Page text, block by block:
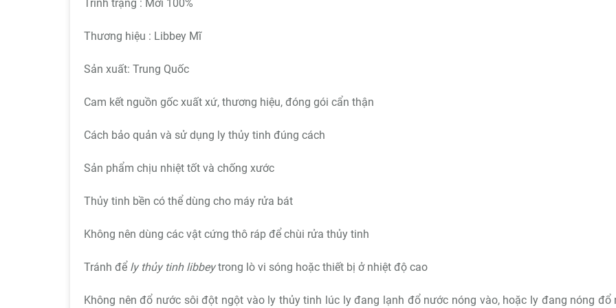
Trình trạng : Mới 100%
Thương hiệu : Libbey Mĩ
Sản xuất: Trung Quốc
Cam kết nguồn gốc xuất xứ, thương hiệu, đóng gói cẩn thận
Cách bảo quản và sử dụng ly thủy tinh đúng cách
Sản phẩm chịu nhiệt tốt và chống xước
Thủy tinh bền có thể dùng cho máy rửa bát
Không nên dùng các vật cứng thô ráp để chùi rửa thủy tinh
Tránh để ly thủy tinh libbeytrong lò vi sóng hoặc thiết bị ở nhiệt độ cao
Không nên đổ nước sôi đột ngột vào ly thủy tinh lúc ly đang lạnh đổ nước nóng vào, hoặc ly đang nóng đổ